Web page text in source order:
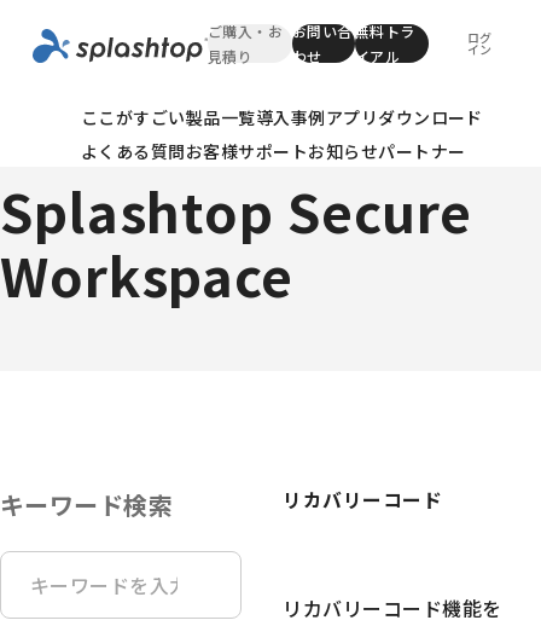
ご購入・お
見積り
お問い合
わせ
無料トラ
イアル
ログ
イン
ここがすごい製品一覧導入事例アプリダウンロード
よくある質問お客様サポートお知らせパートナー
SSWテクニカルnote
Splashtop Secure
Workspace
キーワード検索 リカバリーコード
リカバリーコード機能を